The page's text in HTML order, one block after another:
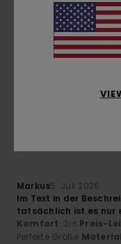
5. Juli 2026
Im Text in der
tatsächlich ist es nur
Markus5. Juli 2026
Im Text in der
tatsächlich ist es nur
Komfort: 2/5 Preis-
Perfekte Größe Material